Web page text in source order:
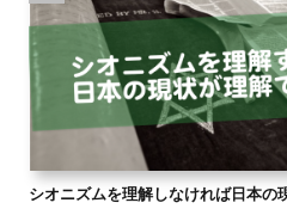
シオニズムを理解しなければ日本の